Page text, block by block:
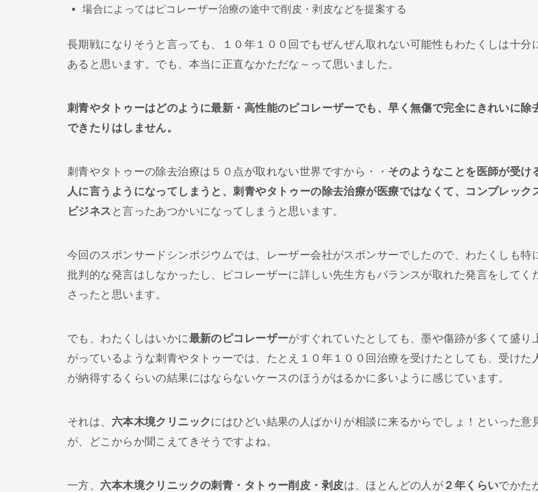
場合によってはピコレーザー治療の途中で削皮・剥皮などを提案する
長期戦になりそうと言っても、１０年１００回でもぜんぜん取れない可能性もわたくしは十分
あると思います。でも、本当に正直なかただな～って思いました。
刺青やタトゥーはどのように最新・高性能のピコレーザーでも、早く無傷で完全にきれいに除
できたりはしません。
刺青やタトゥーの除去治療は５０点が取れない世界ですから・・ そのようなことを医師が受け
人に言うようになってしまうと、刺青やタトゥーの除去治療が医療ではなくて、コンプレック
ビジネス と言ったあつかいになってしまうと思います。
今回のスポンサードシンポジウムでは、レーザー会社がスポンサーでしたので、わたくしも特
批判的な発言はしなかったし、ピコレーザーに詳しい先生方もバランスが取れた発言をしてく
さったと思います。
でも、わたくしはいかに最新のピコレーザーがすぐれていたとしても、墨や傷跡が多くて盛り
がっているような刺青やタトゥーでは、たとえ１０年１００回治療を受けたとしても、受けた
が納得するくらいの結果にはならないケースのほうがはるかに多いように感じています。
それは、 六本木境クリニックにはひどい結果の人ばかりが相談に来るからでしょ！といった意
が、どこからか聞こえてきそうですよね。
一方、 六本木境クリニックの刺青・タトゥー削皮・剥皮は、ほとんどの人が２年くらいでかた